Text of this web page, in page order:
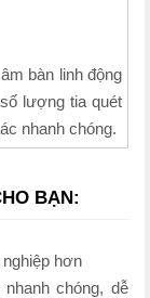
bàn linh động
lượng tia quét
nhanh chóng.
BẠN:
hơn
chóng, dễ